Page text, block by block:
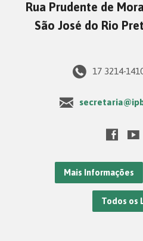
Rua Prudente de
São José do Rio
17 3214-
Mais Informações
Todos os